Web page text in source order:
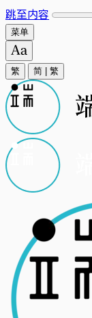
跳至内容
菜单
繁 简 繁